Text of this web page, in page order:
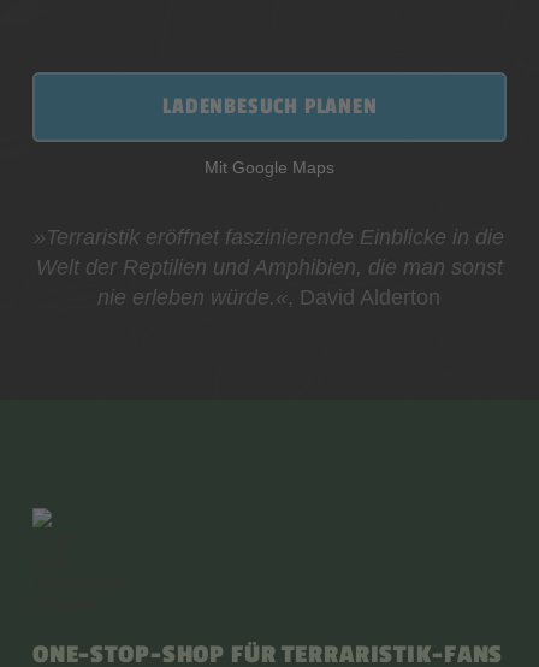
LADENBESUCH PLANEN
Mit Google Maps
»Terraristik eröffnet faszinierende Einblicke in die
Welt der Reptilien und Amphibien, die man sonst
nie erleben würde.«, David Alderton
ONE-STOP-SHOP FÜR TERRARISTIK-FANS